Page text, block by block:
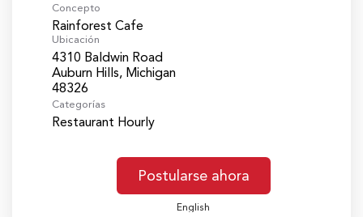
Concepto
Rainforest Cafe
Ubicación
4310 Baldwin Road
Auburn Hills, Michigan
Categorías
Restaurant Hourly
Postularse ahora
English